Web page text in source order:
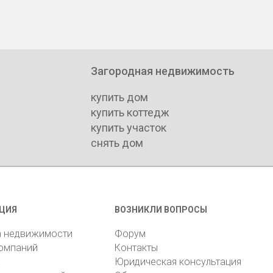
Загородная недвижимость
купить дом
купить коттедж
купить участок
снять дом
недвижимости
ВОЗНИКЛИ ВОПРОСЫ
Форум
Контакты
Юридическая консультация